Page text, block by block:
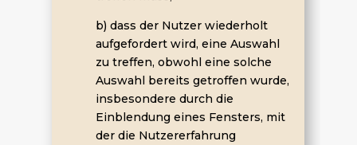
b) dass der Nutzer wiederholt
aufgefordert wird, eine Auswahl
zu treffen, obwohl eine solche
Auswahl bereits getroffen wurde,
insbesondere durch die
Einblendung eines Fensters, mit
der die Nutzererfahrung